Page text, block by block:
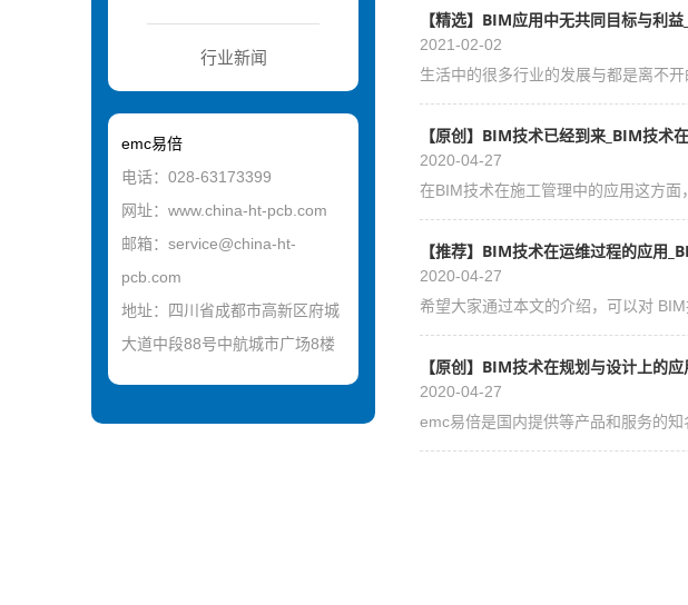
行业新闻
emc易倍
电话：028-63173399
网址：www.china-ht-pcb.com
邮箱：service@china-ht-
pcb.com
地址：四川省成都市高新区府城
大道中段88号中航城市广场8楼
【精选】BIM应用中无共同目标与利
2021-02-02
生活中的很多行业的发展与都是离不
【原创】BIM技术已经到来_BIM技术
2020-04-27
在BIM技术在施工管理中的应用这方面
【推荐】BIM技术在运维过程的应用
2020-04-27
希望大家通过本文的介绍，可以对
【原创】BIM技术在规划与设计上的
2020-04-27
emc易倍是国内提供等产品和服务的